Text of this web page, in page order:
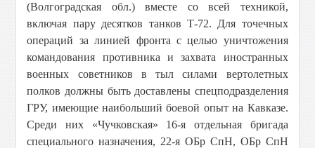
(Волгоградская обл.) вместе со всей техникой,
включая пару десятков танков Т-72. Для точечных
операций за линией фронта с целью уничтожения
командования противника и захвата иностранных
военных советников в тыл силами вертолетных
полков должны быть доставлены спецподразделения
ГРУ, имеющие наибольший боевой опыт на Кавказе.
Среди них «Чучковская» 16-я отдельная бригада
специального назначения, 22-я ОБр СпН, ОБр СпН